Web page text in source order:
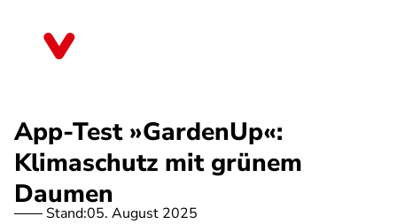
App-Test »GardenUp«:
Klimaschutz mit grünem
Daumen
Stand:05. August 2025